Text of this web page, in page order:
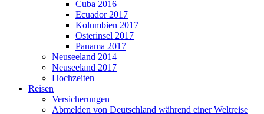
Cuba 2016
Ecuador 2017
Kolumbien 2017
Osterinsel 2017
Panama 2017
Neuseeland 2014
Neuseeland 2017
Hochzeiten
Reisen
Versicherungen
Abmelden von Deutschland während einer Weltreise